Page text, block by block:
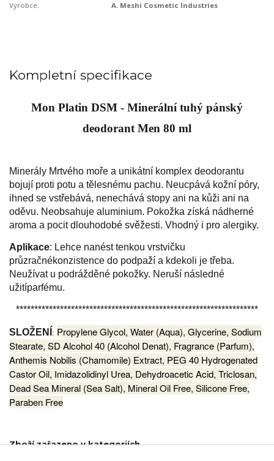
Výrobce:
A. Meshi Cosmetic Industries
Kompletní specifikace
Mon Platin DSM - Minerální tuhý pánský
deodorant Men 80 ml
Minerály Mrtvého moře a unikátní komplex deodorantu
bojují proti potu a tělesnému pachu. Neucpává kožní póry,
ihned se vstřebává, nenechává stopy ani na kůži ani na
oděvu. Neobsahuje aluminium. Pokožka získá nádherné
aroma a pocit dlouhodobé svěžesti. Vhodný i pro alergiky.
Aplikace: Lehce nanést tenkou vrstvičku
průzračnékonzistence do podpaží a kdekoli je třeba.
Neužívat u podrážděné pokožky. Neruší následné
užitíparfému.
******************************************************************
SLOŽENÍ : Propylene Glycol, Water (Aqua), Glycerine, Sodium
Stearate, SD Alcohol 40 (Alcohol Denat), Fragrance (Parfum),
Anthemis Nobilis (Chamomile) Extract, PEG 40 Hydrogenated
Castor Oil, Imidazolidinyl Urea, Dehydroacetic Acid, Triclosan,
Dead Sea Mineral (Sea Salt), Mineral Oil Free, Silicone Free,
Paraben Free
Zboží zařazeno v kategoriích